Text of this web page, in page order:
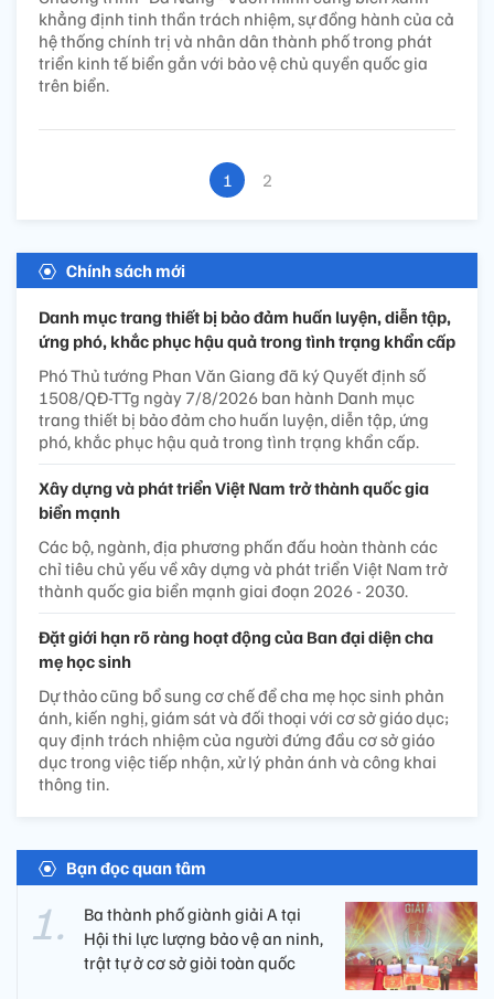
khẳng định tinh thần trách nhiệm, sự đồng hành của cả
hệ thống chính trị và nhân dân thành phố trong phát
triển kinh tế biển gắn với bảo vệ chủ quyền quốc gia
trên biển.
1 2
Chính sách mới
Danh mục trang thiết bị bảo đảm huấn luyện, diễn tập,
ứng phó, khắc phục hậu quả trong tình trạng khẩn cấp
Phó Thủ tướng Phan Văn Giang đã ký Quyết định số
1508/QĐ-TTg ngày 7/8/2026 ban hành Danh mục
trang thiết bị bảo đảm cho huấn luyện, diễn tập, ứng
phó, khắc phục hậu quả trong tình trạng khẩn cấp.
Xây dựng và phát triển Việt Nam trở thành quốc gia
biển mạnh
Các bộ, ngành, địa phương phấn đấu hoàn thành các
chỉ tiêu chủ yếu về xây dựng và phát triển Việt Nam trở
thành quốc gia biển mạnh giai đoạn 2026 - 2030.
Đặt giới hạn rõ ràng hoạt động của Ban đại diện cha
mẹ học sinh
Dự thảo cũng bổ sung cơ chế để cha mẹ học sinh phản
ánh, kiến nghị, giám sát và đối thoại với cơ sở giáo dục;
quy định trách nhiệm của người đứng đầu cơ sở giáo
dục trong việc tiếp nhận, xử lý phản ánh và công khai
thông tin.
Bạn đọc quan tâm
Ba thành phố giành giải A tại
Hội thi lực lượng bảo vệ an ninh,
trật tự ở cơ sở giỏi toàn quốc